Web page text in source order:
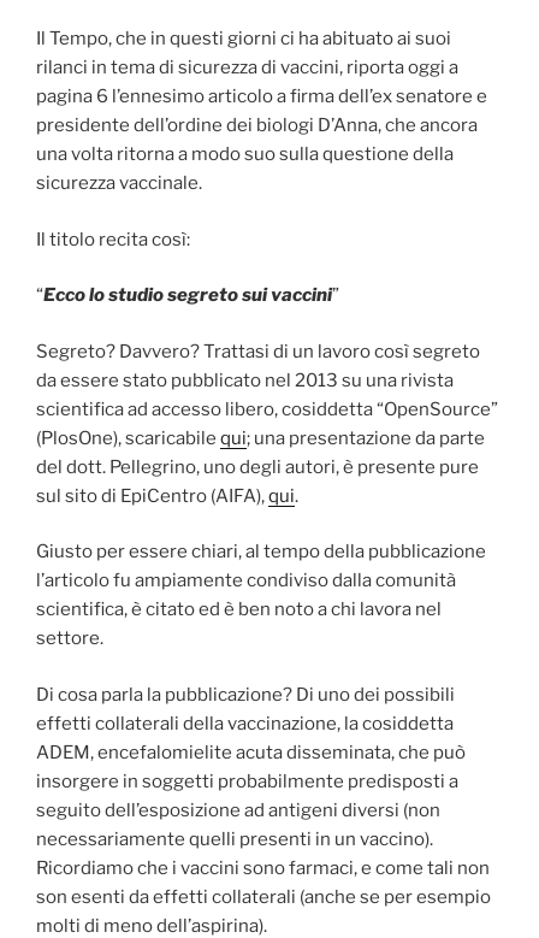
Il Tempo, che in questi giorni ci ha abituato ai suoi
rilanci in tema di sicurezza di vaccini, riporta oggi a
pagina 6 l’ennesimo articolo a firma dell’ex senatore e
presidente dell’ordine dei biologi D’Anna, che ancora
una volta ritorna a modo suo sulla questione della
sicurezza vaccinale.
Il titolo recita così:
“Ecco lo studio segreto sui vaccini”
Segreto? Davvero? Trattasi di un lavoro così segreto
da essere stato pubblicato nel 2013 su una rivista
scientifica ad accesso libero, cosiddetta “OpenSource”
(PlosOne), scaricabile qui; una presentazione da parte
del dott. Pellegrino, uno degli autori, è presente pure
sul sito di EpiCentro (AIFA),qui.
Giusto per essere chiari, al tempo della pubblicazione
l’articolo fu ampiamente condiviso dalla comunità
scientifica, è citato ed è ben noto a chi lavora nel
settore.
Di cosa parla la pubblicazione? Di uno dei possibili
effetti collaterali della vaccinazione, la cosiddetta
ADEM, encefalomielite acuta disseminata, che può
insorgere in soggetti probabilmente predisposti a
seguito dell’esposizione ad antigeni diversi (non
necessariamente quelli presenti in un vaccino).
Ricordiamo che i vaccini sono farmaci, e come tali non
son esenti da effetti collaterali (anche se per esempio
molti di meno dell’aspirina).